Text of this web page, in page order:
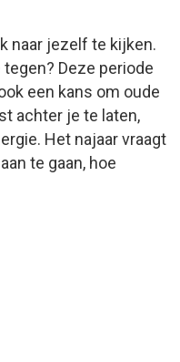
naar jezelf te kijken.
Deze periode
een kans om oude
achter je te laten,
Het najaar vraagt
aan te gaan, hoe